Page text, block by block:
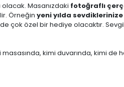
Masanızdaki fotoğraflı
Örneğin yeni yılda
çok özel bir hediye olacaktır.
kimi duvarında, kimi de